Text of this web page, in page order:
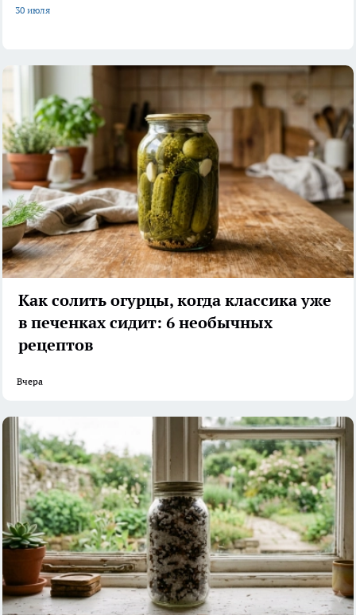
30 июля
Как солить огурцы, когда классика уже
в печенках сидит: 6 необычных
рецептов
Вчера